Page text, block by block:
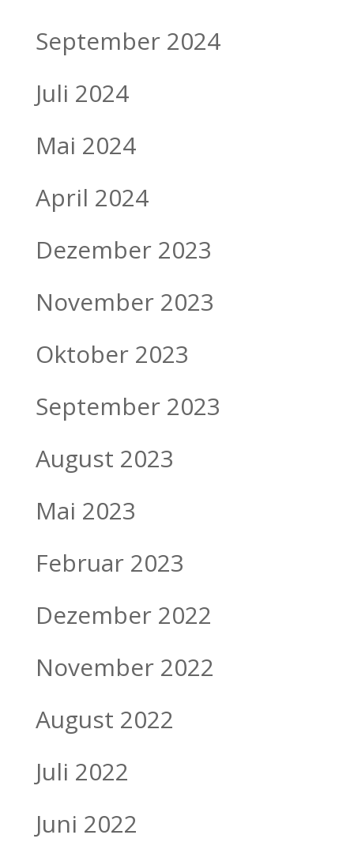
September 2024
Juli 2024
Mai 2024
April 2024
Dezember 2023
November 2023
Oktober 2023
September 2023
August 2023
Mai 2023
Februar 2023
Dezember 2022
November 2022
August 2022
Juli 2022
Juni 2022